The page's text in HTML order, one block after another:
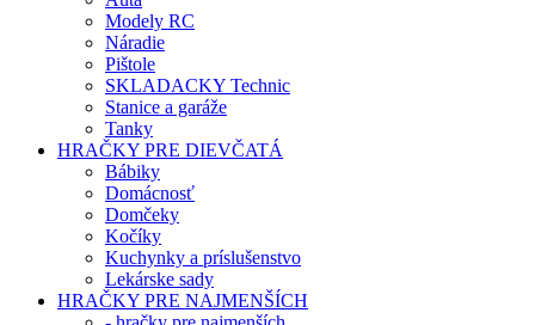
Modely RC
Náradie
Pištole
SKLADACKY Technic
Stanice a garáže
Tanky
HRAČKY PRE DIEVČATÁ
Bábiky
Domácnosť
Domčeky
Kočíky
Kuchynky a príslušenstvo
Lekárske sady
HRAČKY PRE NAJMENŠÍCH